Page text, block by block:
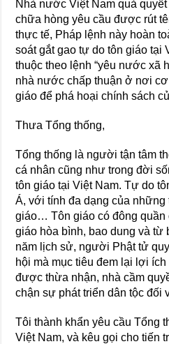
Nhà nước Việt Nam quả
chữa hòng yêu cầu được rút
thực tế, Pháp lệnh này hoàn
soát gắt gao tự do tôn giáo tại
thuộc theo lệnh “yêu nước xã
nhà nước chấp thuận ở nơi
giáo để phá hoại chính sách
Thưa Tổng thống,
Tổng thống là người tận tâm
cá nhân cũng như trong đời
tôn giáo tại Việt Nam. Tự do
Á, với tính đa dạng của
giáo… Tôn giáo có đông quần
giáo hòa bình, bao dung và từ
năm lịch sử, người Phật tử
hội mà mục tiêu đem lại lợi
được thừa nhận, nhà cầm
chận sự phát triển dân tộc đối
Tôi thành khẩn yêu cầu Tổng
Việt Nam, và kêu gọi cho tiến